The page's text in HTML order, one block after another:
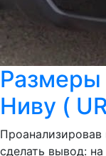
Размеры
Ниву (
сделать вывод: